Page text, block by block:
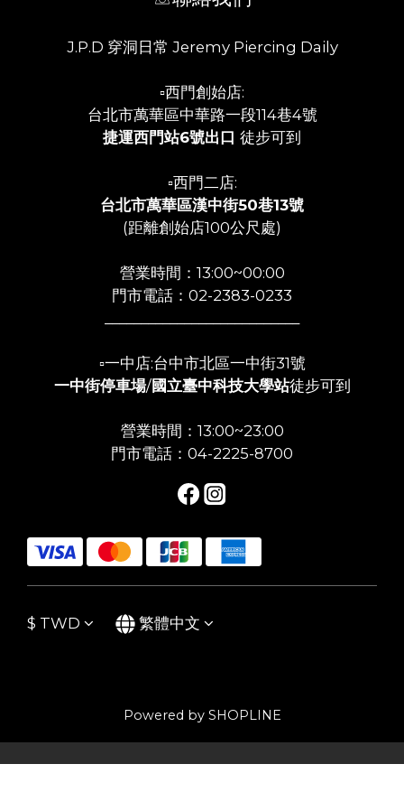
J.P.D 穿洞日常 Jeremy Piercing Daily
▫️西門創始店:
台北市萬華區中華路一段114巷4號
捷運西門站6號出口 徒步可到
▫️西門二店:
台北市萬華區漢中街50巷13號
(距離創始店100公尺處)
營業時間：13:00~00:00
門市電話：02-2383-0233
▫️一中店:台中市北區一中街31號
一中街停車場/國立臺中科技大學站徒步可到
營業時間：13:00~23:00
門市電話：04-2225-8700
$ TWD 繁體中文
Powered by SHOPLINE